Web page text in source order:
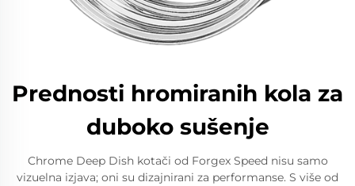
Prednosti hromiranih kola za
duboko sušenje
Chrome Deep Dish kotači od Forgex Speed nisu samo
vizuelna izjava; oni su dizajnirani za performanse. S više od